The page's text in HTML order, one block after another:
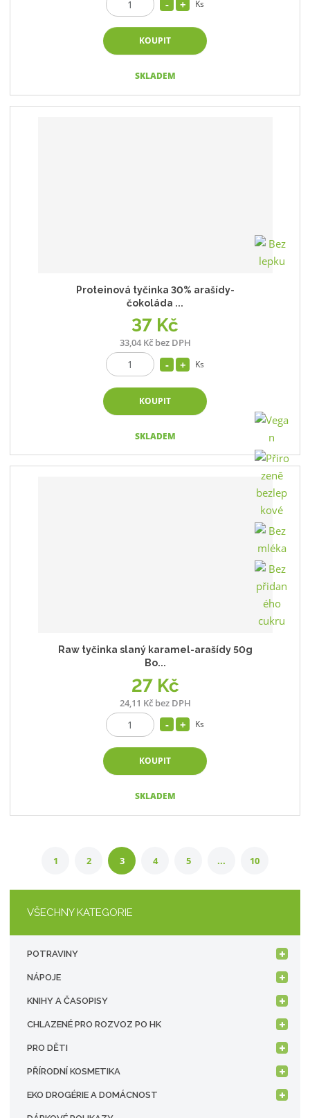
Ks
KOUPIT
SKLADEM
Proteinová tyčinka 30% arašídy-
čokoláda ...
37 Kč
33,04 Kč bez DPH
Ks
KOUPIT
SKLADEM
Raw tyčinka slaný karamel-arašídy 50g
Bo...
27 Kč
24,11 Kč bez DPH
Ks
KOUPIT
SKLADEM
1 2 3 4 5 ... 10
VŠECHNY KATEGORIE
POTRAVINY
NÁPOJE
KNIHY A ČASOPISY
CHLAZENÉ PRO ROZVOZ PO HK
PRO DĚTI
PŘÍRODNÍ KOSMETIKA
EKO DROGÉRIE A DOMÁCNOST